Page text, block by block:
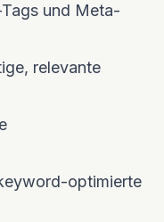
und Meta-
relevante
optimierte